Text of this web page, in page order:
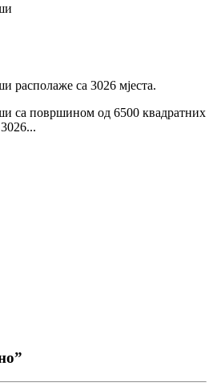
располаже са 3026 мјеста.
са површином од 6500 квадратних